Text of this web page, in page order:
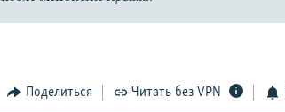
Поделиться Читать без VPN